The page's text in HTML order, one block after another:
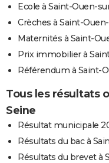
Ecole à Saint-Ouen-
Crèches à Saint-
Maternités à Saint-
Prix immobilier à
Référendum à Saint-
Tous les résultats
Seine
Résultat municipale
Résultats du bac à
Résultats du brevet à